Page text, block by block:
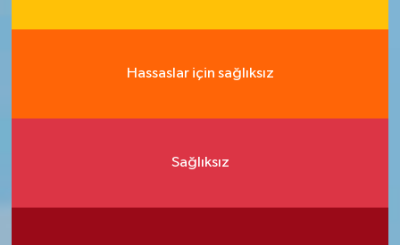
Hassaslar için sağlıksız
Sağlıksız